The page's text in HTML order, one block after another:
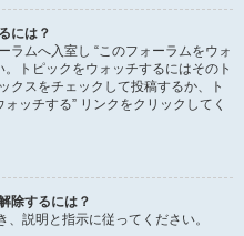
には？
ラムへ入室し “このフォーラムをウォ
トピックをウォッチするにはそのト
クスをチェックして投稿するか、ト
ッチする” リンクをクリックしてく
除するには？
、説明と指示に従ってください。